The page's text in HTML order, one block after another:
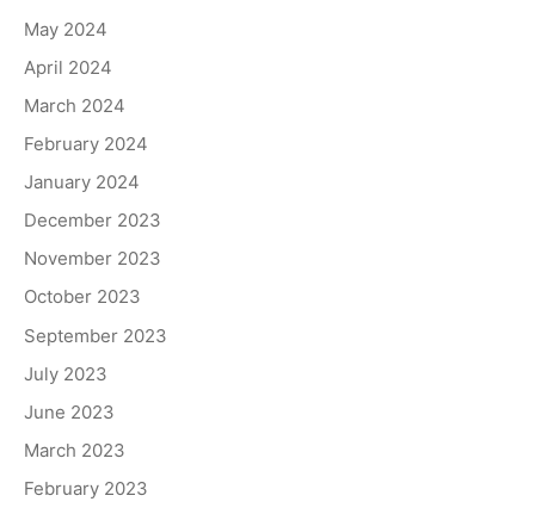
May 2024
April 2024
March 2024
February 2024
January 2024
December 2023
November 2023
October 2023
September 2023
July 2023
June 2023
March 2023
February 2023